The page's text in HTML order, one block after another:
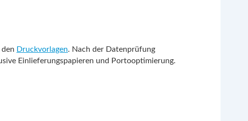
Druckvorlagen. Nach der Datenprüfung
Einlieferungspapieren und Portooptimierung.